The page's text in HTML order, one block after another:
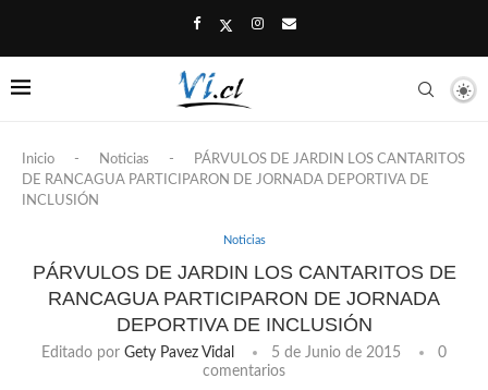
Inicio - Noticias -
PÁRVULOS DE JARDIN LOS CANTARITOS
DE RANCAGUA PARTICIPARON DE JORNADA DEPORTIVA DE
INCLUSIÓN
Noticias
PÁRVULOS DE JARDIN LOS CANTARITOS DE
RANCAGUA PARTICIPARON DE JORNADA
DEPORTIVA DE INCLUSIÓN
Editado por Gety Pavez Vidal 5 de Junio de 2015
0
comentarios